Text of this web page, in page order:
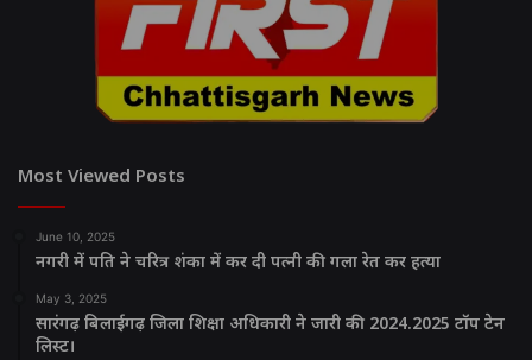
Most Viewed Posts
June 10, 2025
नगरी में पति ने चरित्र शंका में कर दी पत्नी की गला रेत कर हत्या
May 3, 2025
सारंगढ़ बिलाईगढ़ जिला शिक्षा अधिकारी ने जारी की 2024.2025 टॉप टेन
लिस्ट।